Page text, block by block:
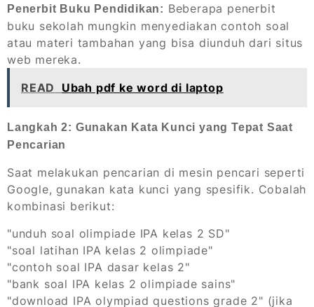
Penerbit Buku Pendidikan: Beberapa penerbit
buku sekolah mungkin menyediakan contoh soal
atau materi tambahan yang bisa diunduh dari situs
web mereka.
READ
Ubah pdf ke word di laptop
Langkah 2: Gunakan Kata Kunci yang Tepat Saat
Pencarian
Saat melakukan pencarian di mesin pencari seperti
Google, gunakan kata kunci yang spesifik. Cobalah
kombinasi berikut:
"unduh soal olimpiade IPA kelas 2 SD"
"soal latihan IPA kelas 2 olimpiade"
"contoh soal IPA dasar kelas 2"
"bank soal IPA kelas 2 olimpiade sains"
"download IPA olympiad questions grade 2" (jika